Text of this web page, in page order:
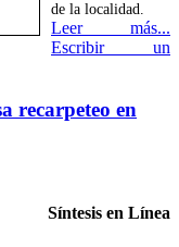
de la localidad.
Leer más...
Escribir un
recarpeteo en
Síntesis en Línea